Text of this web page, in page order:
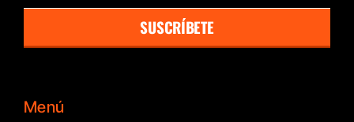
SUSCRÍBETE
Menú